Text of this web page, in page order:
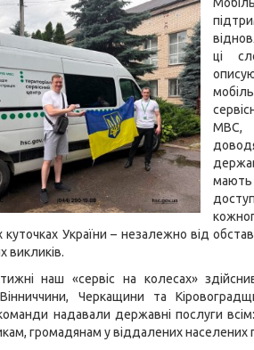
ці
МВС,
України – незалежно від
викликів.
наш «сервіс на колесах»
Черкащини та
надавали державні послуги
громадянам у віддалених населених